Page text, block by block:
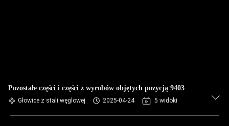
Pozostałe części i części z wyrobów objętych pozycją 9403
Głowice z stali węglowej 2025-04-24 5 widoki